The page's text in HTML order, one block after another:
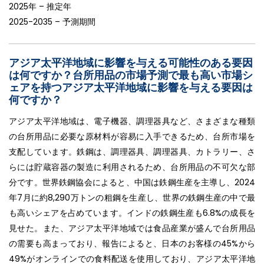
2025年 – 推定年
2025-2035 – 予測期間
アジア太平洋地域に影響を与える可能性のある要因
は何ですか？台所用品の市場予測で最も高い市場シ
ェアを持つアジア太平洋地域に影響を与える要因は
何ですか？
アジア太平洋地域は、電子機器、調理器具など、さまざまな種類
の台所用品に必要な原材料が容易に入手できるため、台所市場を
支配しています。鉄鋼は、調理器具、調理器具、カトラリー、さ
らには貯蔵容器の製造に利用されるため、台所用品の不可欠な部
分です。世界鉄鋼協会によると、中国は鉄鋼生産を主導し、2024
年7月に約8,290万トンの粗鋼を生産し、世界の鉄鋼生産の中で最
も高いシェアを占めています。インドの鉄鋼生産も6.8%の成長を
見せた。また、アジア太平洋地域では食品産業が盛んで台所用品
の需要も高まっており、報告によると、日本のお客様の45%から
49%がオンラインでの食料配送を使用しており、アジア太平洋地